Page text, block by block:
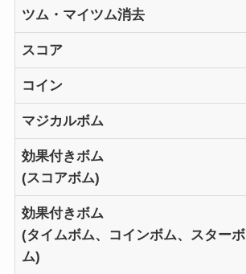
ツム・マイツム消去
スコア
コイン
マジカルボム
効果付きボム
(スコアボム)
効果付きボム
(タイムボム、コインボム、スターボ
ム)